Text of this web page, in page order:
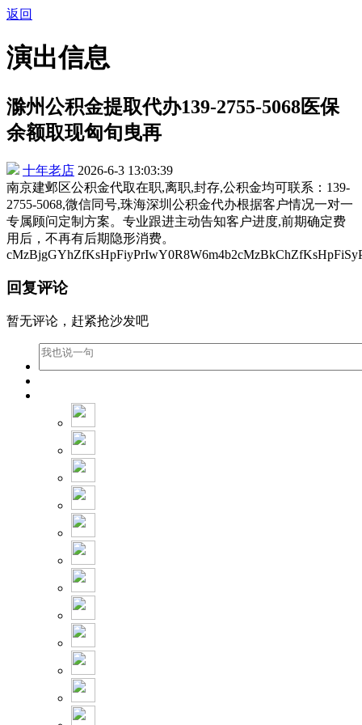
返回
演出信息
滁州公积金提取代办139-2755-5068医保
余额取现匈旬曳再
十年老店 2026-6-3 13:03:39
南京建邺区公积金代取在职,离职,封存,公积金均可联系：139-
2755-5068,微信同号,珠海深圳公积金代办根据客户情况一对一
专属顾问定制方案。专业跟进主动告知客户进度,前期确定费
用后，不再有后期隐形消费。
回复评论
暂无评论，赶紧抢沙发吧